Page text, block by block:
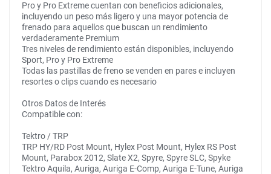
Pro y Pro Extreme cuentan con beneficios adicionales,
incluyendo un peso más ligero y una mayor potencia de
frenado para aquellos que buscan un rendimiento
verdaderamente Premium
Tres niveles de rendimiento están disponibles, incluyendo
Sport, Pro y Pro Extreme
Todas las pastillas de freno se venden en pares e incluyen
resortes o clips cuando es necesario
Otros Datos de Interés
Compatible con:
Tektro / TRP
TRP HY/RD Post Mount, Hylex Post Mount, Hylex RS Post
Mount, Parabox 2012, Slate X2, Spyre, Spyre SLC, Spyke
Tektro Aquila, Auriga, Auriga E-Comp, Auriga E-Tune, Auriga